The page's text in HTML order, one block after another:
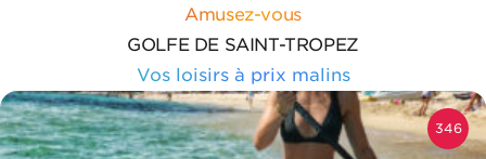
Panneau de gestion des cookies
Amusez-vous
GOLFE DE SAINT-TROPEZ
Vos loisirs à prix malins
346